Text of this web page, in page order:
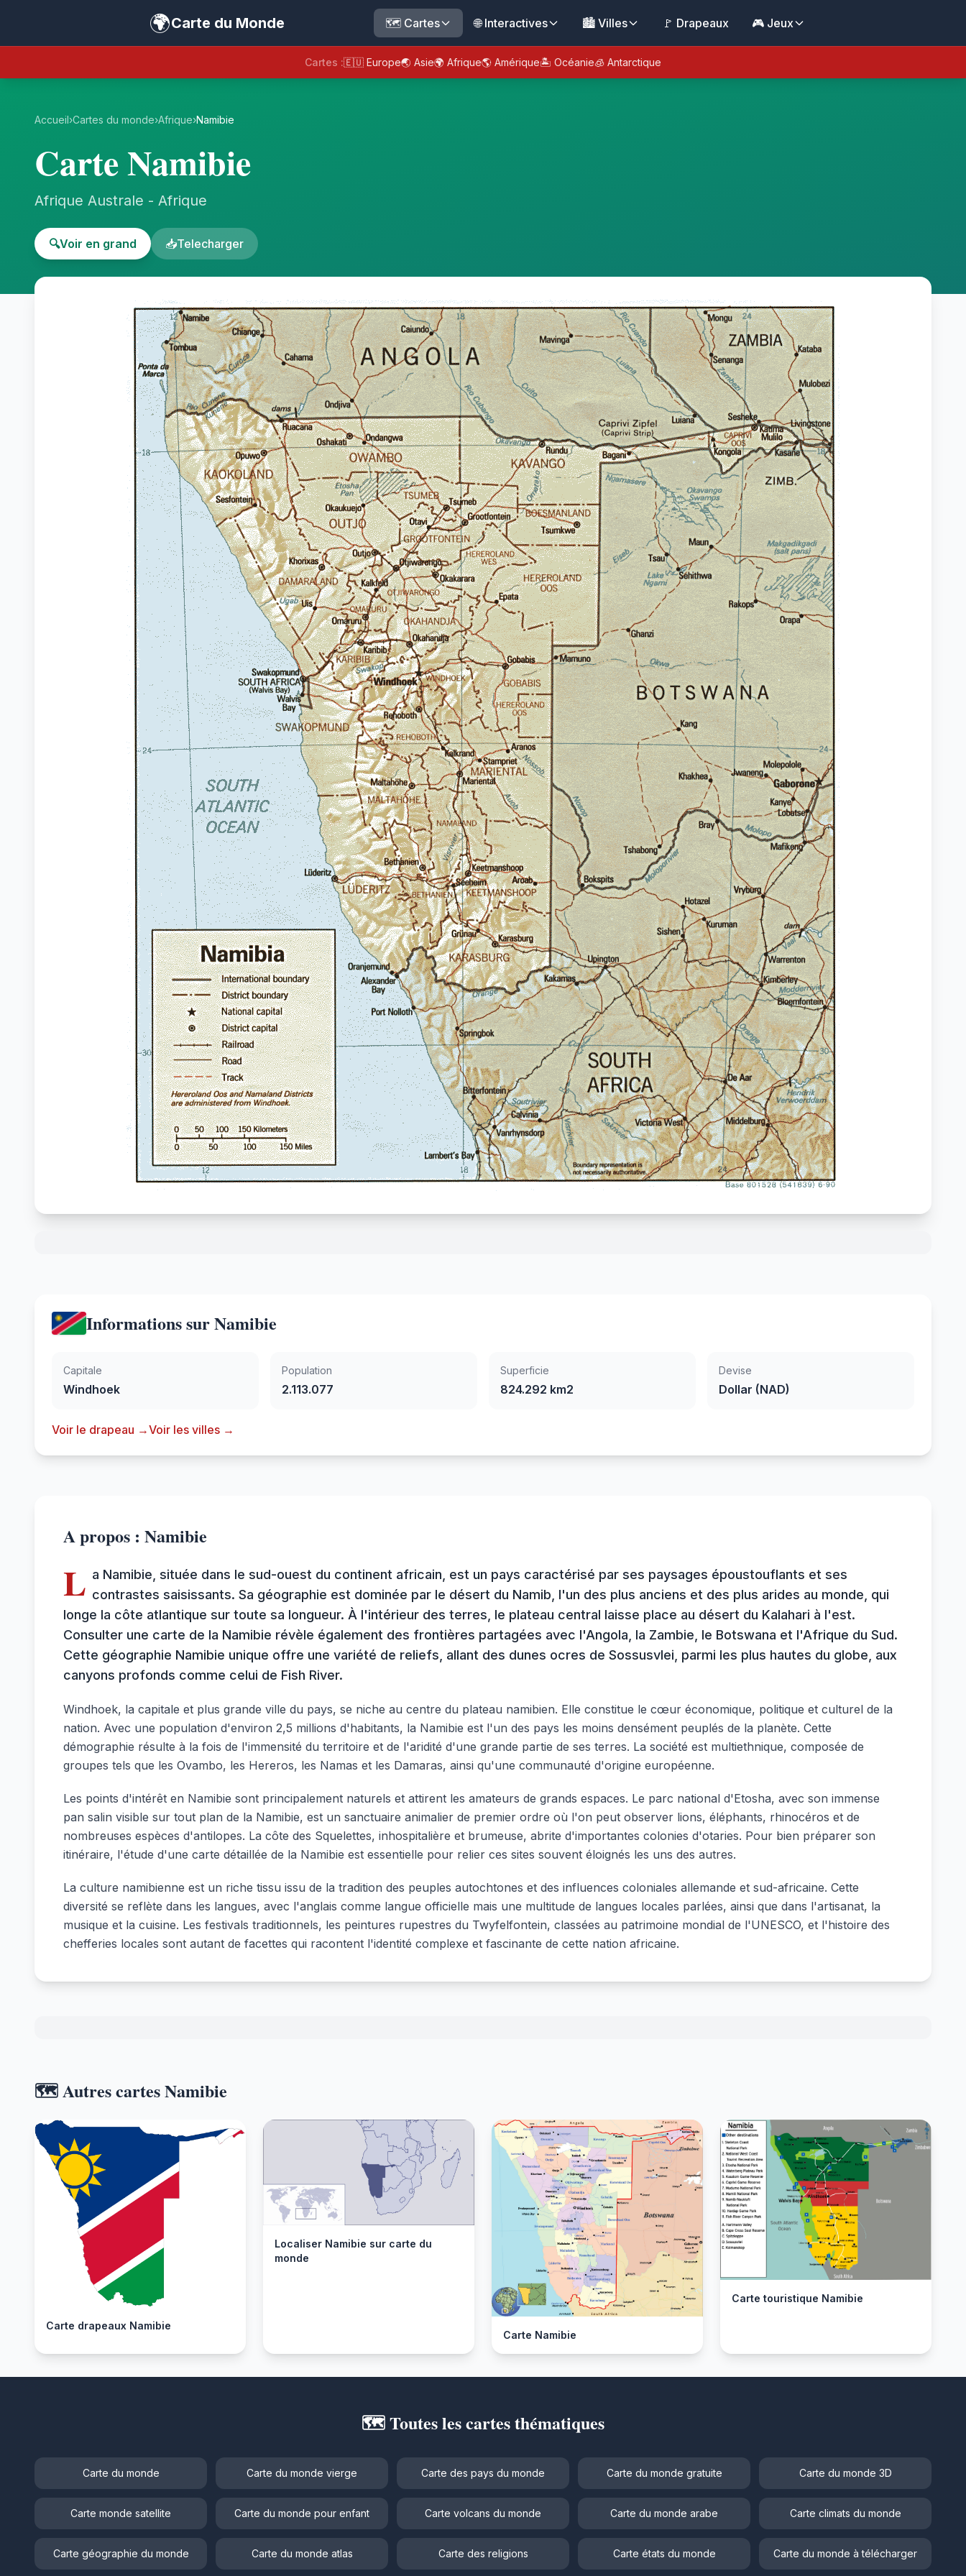
🌍Carte du Monde 🗺️ Cartes 🌐 Interactives 🏙️ Villes 🚩 Drapeaux 🎮 Jeux
Cartes :🇪🇺 Europe🌏 Asie🌍 Afrique🌎 Amérique🏝️ Océanie🧊 Antarctique
Accueil›Cartes du monde›Afrique›Namibie
Carte Namibie
Afrique Australe - Afrique
🔍Voir en grand 📥Telecharger
Informations sur Namibie
Capitale
Windhoek
Population
2.113.077
Superficie
824.292 km2
Devise
Dollar (NAD)
Voir le drapeau →Voir les villes →
A propos : Namibie
L a Namibie, située dans le sud-ouest du continent africain, est un pays caractérisé par ses paysages époustouflants et ses
contrastes saisissants. Sa géographie est dominée par le désert du Namib, l'un des plus anciens et des plus arides au monde, qui
longe la côte atlantique sur toute sa longueur. À l'intérieur des terres, le plateau central laisse place au désert du Kalahari à l'est.
Consulter une carte de la Namibie révèle également des frontières partagées avec l'Angola, la Zambie, le Botswana et l'Afrique du Sud.
Cette géographie Namibie unique offre une variété de reliefs, allant des dunes ocres de Sossusvlei, parmi les plus hautes du globe, aux
canyons profonds comme celui de Fish River.
Windhoek, la capitale et plus grande ville du pays, se niche au centre du plateau namibien. Elle constitue le cœur économique, politique et culturel de la
nation. Avec une population d'environ 2,5 millions d'habitants, la Namibie est l'un des pays les moins densément peuplés de la planète. Cette
démographie résulte à la fois de l'immensité du territoire et de l'aridité d'une grande partie de ses terres. La société est multiethnique, composée de
groupes tels que les Ovambo, les Hereros, les Namas et les Damaras, ainsi qu'une communauté d'origine européenne.
Les points d'intérêt en Namibie sont principalement naturels et attirent les amateurs de grands espaces. Le parc national d'Etosha, avec son immense
pan salin visible sur tout plan de la Namibie, est un sanctuaire animalier de premier ordre où l'on peut observer lions, éléphants, rhinocéros et de
nombreuses espèces d'antilopes. La côte des Squelettes, inhospitalière et brumeuse, abrite d'importantes colonies d'otaries. Pour bien préparer son
itinéraire, l'étude d'une carte détaillée de la Namibie est essentielle pour relier ces sites souvent éloignés les uns des autres.
La culture namibienne est un riche tissu issu de la tradition des peuples autochtones et des influences coloniales allemande et sud-africaine. Cette
diversité se reflète dans les langues, avec l'anglais comme langue officielle mais une multitude de langues locales parlées, ainsi que dans l'artisanat, la
musique et la cuisine. Les festivals traditionnels, les peintures rupestres du Twyfelfontein, classées au patrimoine mondial de l'UNESCO, et l'histoire des
chefferies locales sont autant de facettes qui racontent l'identité complexe et fascinante de cette nation africaine.
🗺️ Autres cartes Namibie
Carte drapeaux Namibie
Localiser Namibie sur carte du
monde
Carte Namibie
Carte touristique Namibie
🗺️ Toutes les cartes thématiques
Carte du monde Carte du monde vierge Carte des pays du monde Carte du monde gratuite Carte du monde 3D
Carte monde satellite Carte du monde pour enfant Carte volcans du monde Carte du monde arabe Carte climats du monde
Carte géographie du monde Carte du monde atlas Carte des religions Carte états du monde Carte du monde à télécharger